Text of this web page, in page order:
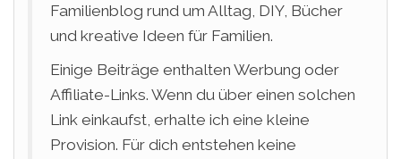
Familienblog rund um Alltag, DIY, Bücher
und kreative Ideen für Familien.
Einige Beiträge enthalten Werbung oder
Affiliate-Links. Wenn du über einen solchen
Link einkaufst, erhalte ich eine kleine
Provision. Für dich entstehen keine